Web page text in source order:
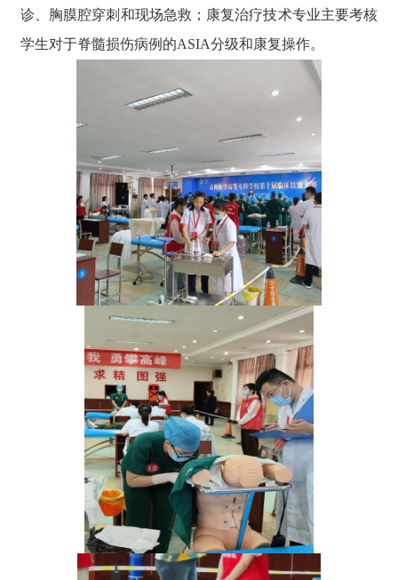
诊、胸膜腔穿刺和现场急救；康复治疗技术专业主要考核
学生对于脊髓损伤病例的ASIA分级和康复操作。